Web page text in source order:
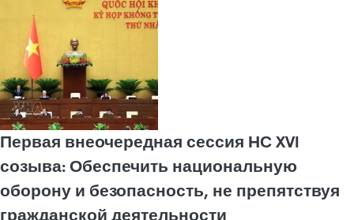
Первая внеочередная сессия НС XVI
созыва: Обеспечить национальную
оборону и безопасность, не препятствуя
гражданской деятельности